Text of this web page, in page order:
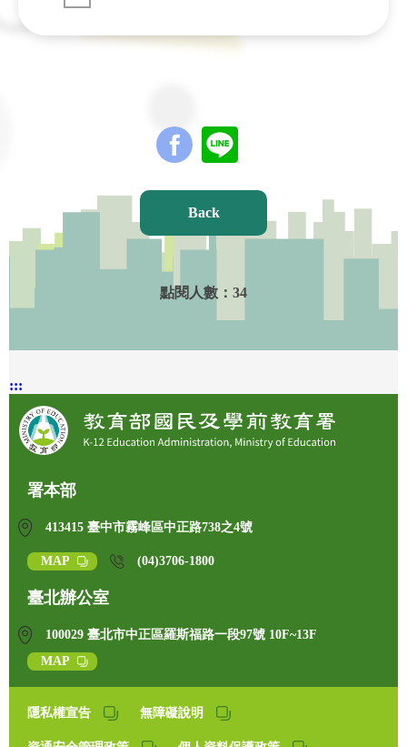
Back
點閱人數： 34
:::
署本部
413415 臺中市霧峰區中正路738之4號
MAP (04)3706-1800
臺北辦公室
100029 臺北市中正區羅斯福路一段97號 10F~13F
MAP
隱私權宣告 無障礙說明